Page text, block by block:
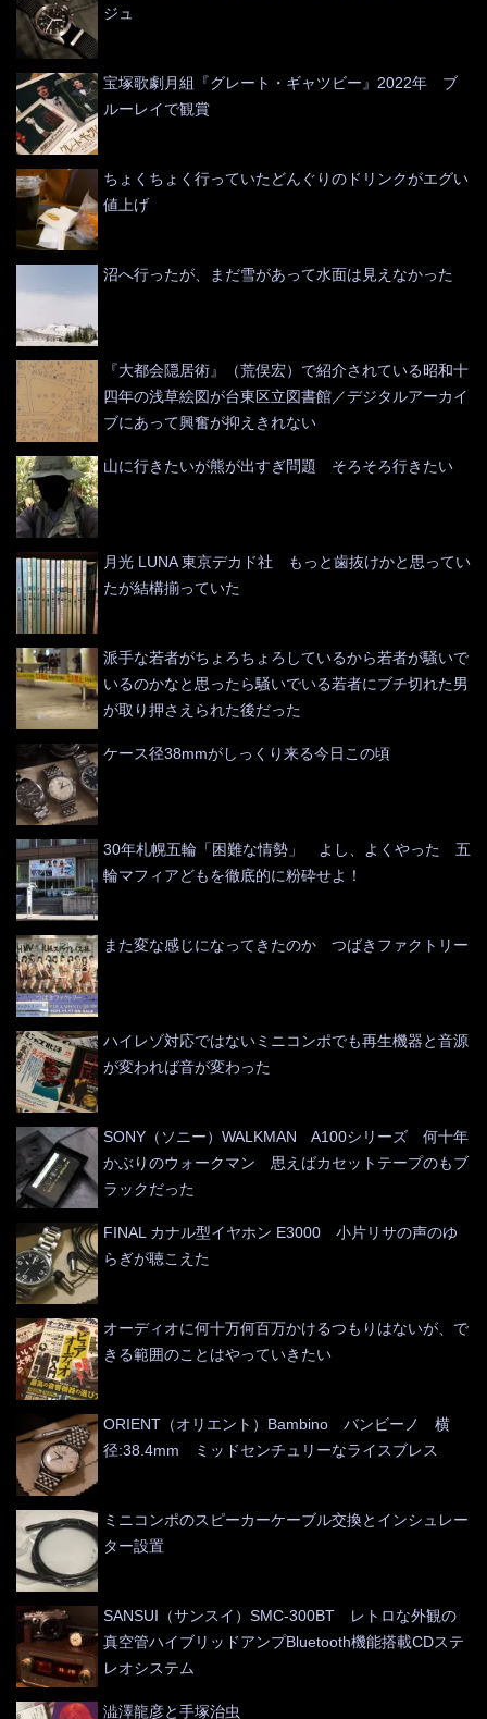
ジュ
宝塚歌劇月組『グレート・ギャツビー』2022年 ブ
ルーレイで観賞
ちょくちょく行っていたどんぐりのドリンクがエグい
値上げ
沼へ行ったが、まだ雪があって水面は見えなかった
『大都会隠居術』（荒俣宏）で紹介されている昭和十
四年の浅草絵図が台東区立図書館／デジタルアーカイ
ブにあって興奮が抑えきれない
山に行きたいが熊が出すぎ問題 そろそろ行きたい
月光 LUNA 東京デカド社 もっと歯抜けかと思ってい
たが結構揃っていた
派手な若者がちょろちょろしているから若者が騒いで
いるのかなと思ったら騒いでいる若者にブチ切れた男
が取り押さえられた後だった
ケース径38mmがしっくり来る今日この頃
30年札幌五輪「困難な情勢」 よし、よくやった 五
輪マフィアどもを徹底的に粉砕せよ！
また変な感じになってきたのか つばきファクトリー
ハイレゾ対応ではないミニコンポでも再生機器と音源
が変われば音が変わった
SONY（ソニー）WALKMAN A100シリーズ 何十年
かぶりのウォークマン 思えばカセットテープのもブ
ラックだった
FINAL カナル型イヤホン E3000 小片リサの声のゆ
らぎが聴こえた
オーディオに何十万何百万かけるつもりはないが、で
きる範囲のことはやっていきたい
ORIENT（オリエント）Bambino バンビーノ 横
径:38.4mm ミッドセンチュリーなライスブレス
ミニコンポのスピーカーケーブル交換とインシュレー
ター設置
SANSUI（サンスイ）SMC-300BT レトロな外観の
真空管ハイブリッドアンプBluetooth機能搭載CDステ
レオシステム
澁澤龍彦と手塚治虫